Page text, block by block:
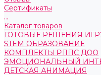
Сертификаты
...
Каталог товаров
ГОТОВЫЕ РЕШЕНИЯ
STEM ОБРАЗОВАНИЕ
КОМПЛЕКТЫ РППС ДОО
ЭМОЦИОНАЛЬНЫЙ
ДЕТСКАЯ АНИМАЦИЯ